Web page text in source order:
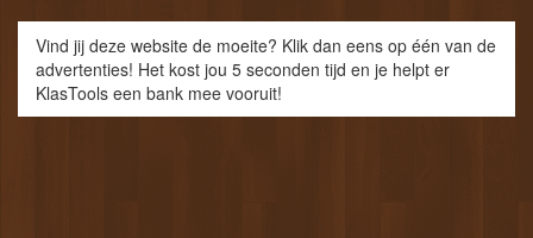
Vind jij deze website de moeite? Klik dan eens op één van de
advertenties! Het kost jou 5 seconden tijd en je helpt er
KlasTools een bank mee vooruit!